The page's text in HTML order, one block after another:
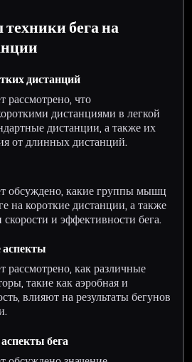
бега на
дистанций
рассмотрено, что
дистанциями в легкой
дистанции, а также их
от длинных дистанций.
обсуждено, какие группы мышц
на короткие дистанции, а также
и эффективности бега.
аспекты
рассмотрено, как различные
такие как аэробная и
влияют на результаты бегунов
бега